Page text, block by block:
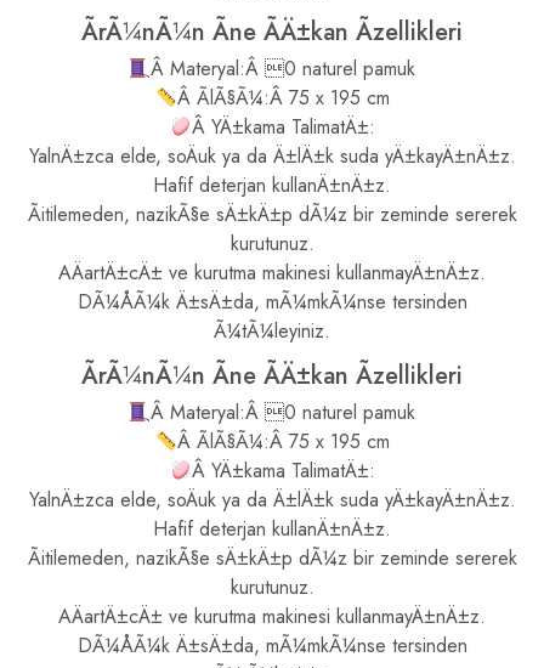
ÃrÃ¼nÃ¼n Ãne ÃÄ±kan Ãzellikleri
Â Materyal:Â 0 naturel pamuk
Â ÃlÃ§Ã¼:Â 75 x 195 cm
Â YÄ±kama TalimatÄ±:
YalnÄ±zca elde, soÄuk ya da Ä±lÄ±k suda yÄ±kayÄ±nÄ±z.
Hafif deterjan kullanÄ±nÄ±z.
Ãitilemeden, nazikÃ§e sÄ±kÄ±p dÃ¼z bir zeminde sererek
kurutunuz.
AÄartÄ±cÄ± ve kurutma makinesi kullanmayÄ±nÄ±z.
DÃ¼ÅÃ¼k Ä±sÄ±da, mÃ¼mkÃ¼nse tersinden
Ã¼tÃ¼leyiniz.
ÃrÃ¼nÃ¼n Ãne ÃÄ±kan Ãzellikleri
Â Materyal:Â 0 naturel pamuk
Â ÃlÃ§Ã¼:Â 75 x 195 cm
Â YÄ±kama TalimatÄ±:
YalnÄ±zca elde, soÄuk ya da Ä±lÄ±k suda yÄ±kayÄ±nÄ±z.
Hafif deterjan kullanÄ±nÄ±z.
Ãitilemeden, nazikÃ§e sÄ±kÄ±p dÃ¼z bir zeminde sererek
kurutunuz.
AÄartÄ±cÄ± ve kurutma makinesi kullanmayÄ±nÄ±z.
DÃ¼ÅÃ¼k Ä±sÄ±da, mÃ¼mkÃ¼nse tersinden